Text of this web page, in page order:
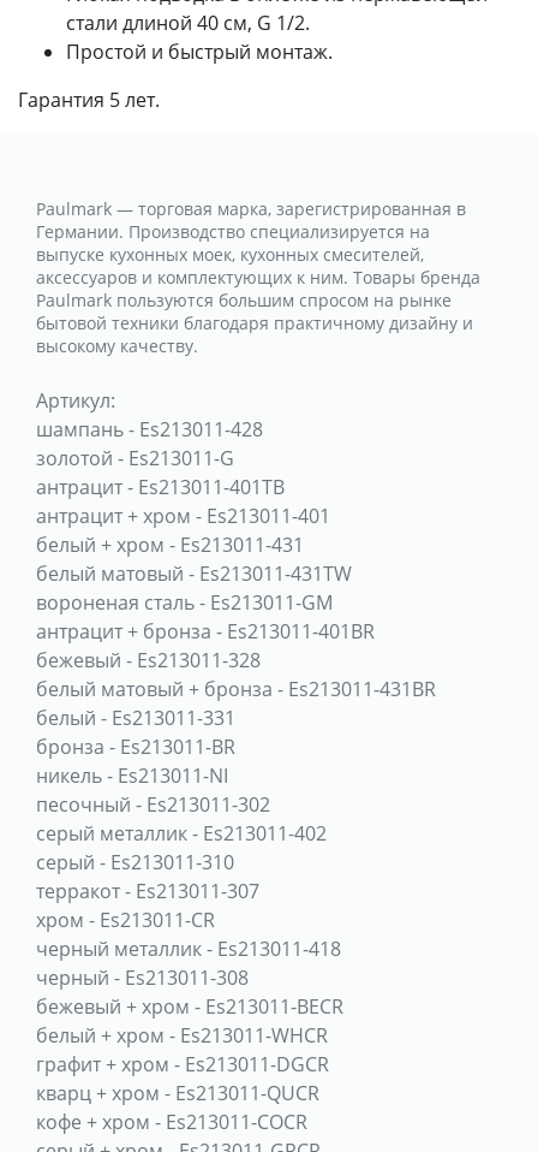
стали длиной 40 см, G 1/2.
Простой и быстрый монтаж.
Гарантия 5 лет.
Paulmark — торговая марка, зарегистрированная в
Германии. Производство специализируется на
выпуске кухонных моек, кухонных смесителей,
аксессуаров и комплектующих к ним. Товары бренда
Paulmark пользуются большим спросом на рынке
бытовой техники благодаря практичному дизайну и
высокому качеству.
Артикул:
шампань- Es213011-428
золотой - Es213011-G
антрацит- Es213011-401TB
антрацит + хром - Es213011-401
белый + хром - Es213011-431
белый матовый - Es213011-431TW
вороненая сталь- Es213011-GM
антрацит + бронза - Es213011-401BR
бежевый - Es213011-328
белый матовый + бронза - Es213011-431BR
белый - Es213011-331
бронза - Es213011-BR
никель- Es213011-NI
песочный - Es213011-302
серый металлик- Es213011-402
серый - Es213011-310
терракот- Es213011-307
хром - Es213011-CR
черный металлик- Es213011-418
черный - Es213011-308
бежевый + хром - Es213011-BECR
белый + хром - Es213011-WHCR
графит + хром - Es213011-DGCR
кварц + хром - Es213011-QUCR
кофе + хром - Es213011-COCR